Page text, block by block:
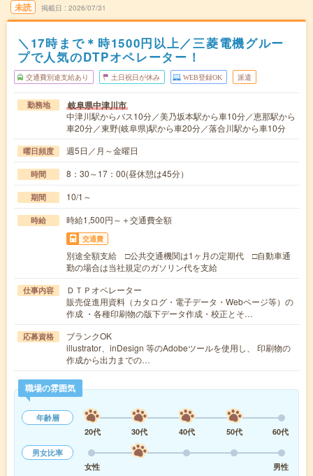
未読 掲載日 2026/07/31
＼17時まで＊時1500円以上／三菱電機グルー
プで人気のDTPオペレーター！
交通費別途支給あり 土日祝日が休み WEB登録OK 派遣
勤務地 岐阜県中津川市
中津川駅からバス10分／美乃坂本駅から車10分／恵那駅から
車20分／東野(岐阜県)駅から車20分／落合川駅から車10分
曜日頻度 週5日／月～金曜日
時間 8：30～17：00(昼休憩は45分）
期間 10/1～
時給 時給1,500円～＋交通費全額
交通費
別途全額支給 □公共交通機関は1ヶ月の定期代 □自動車通
勤の場合は当社規定のガソリン代を支給
仕事内容
ＤＴＰオペレーター
販売促進用資料（カタログ・電子データ・Webページ等）の
作成 ・各種印刷物の版下データ作成・校正とそ…
応募資格
ブランクOK
illustrator、inDesign 等のAdobeツールを使用し、 印刷物の
作成から出力までの…
職場の雰囲気
年齢層
20代
30代 40代 50代
60代
男女比率
女性
男性